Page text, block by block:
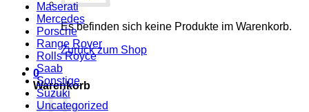
Es befinden sich keine Produkte im Warenkorb.
Zurück zum Shop
0
Warenkorb
Maserati
Mercedes
Porsche
Range Rover
Rolls Royce
Saab
Sonstige
Suzuki
Uncategorized